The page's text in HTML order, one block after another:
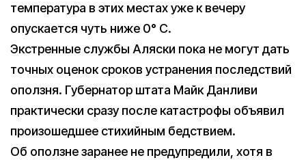
температура в этих местах уже к вечеру
опускается чуть ниже 0° C.
Экстренные службы Аляски пока не могут дать
точных оценок сроков устранения последствий
оползня. Губернатор штата Майк Данливи
практически сразу после катастрофы объявил
произошедшее стихийным бедствием.
Об оползне заранее не предупредили, хотя в